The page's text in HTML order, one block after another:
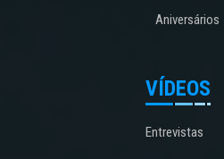
Aniversários
VÍDEOS
Entrevistas